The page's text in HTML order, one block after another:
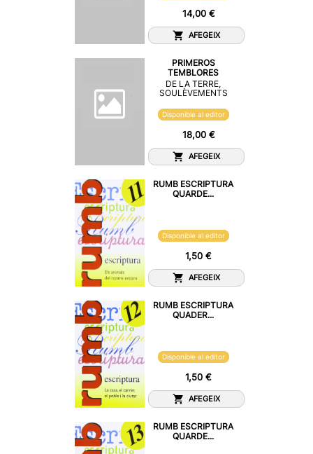
14,00 €
AFEGEIX
PRIMEROS
TEMBLORES
DE LA TERRE,
SOULÈVEMENTS
Disponible al editor
18,00 €
AFEGEIX
RUMB ESCRIPTURA
QUARDE...
Disponible al editor
1,50 €
AFEGEIX
RUMB ESCRIPTURA
QUADER...
Disponible al editor
1,50 €
AFEGEIX
RUMB ESCRIPTURA
QUARDE...